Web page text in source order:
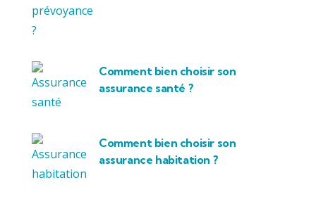
Comment bien choisir son
assurance santé ?
Comment bien choisir son
assurance habitation ?